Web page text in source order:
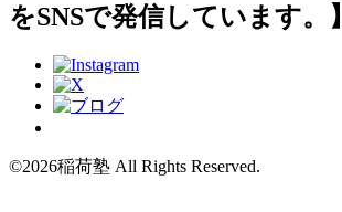
をSNSで発信しています。】
©2026稲荷塾 All Rights Reserved.